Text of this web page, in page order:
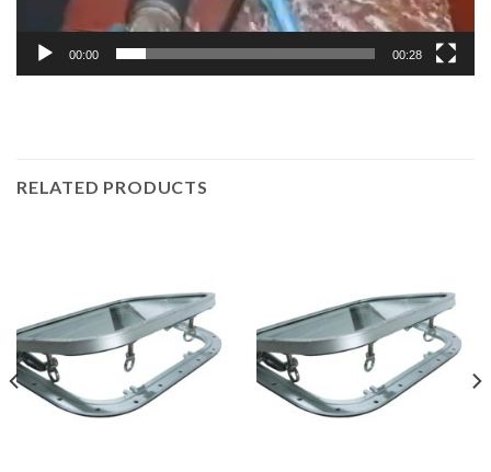
00:00 00:28
RELATED PRODUCTS